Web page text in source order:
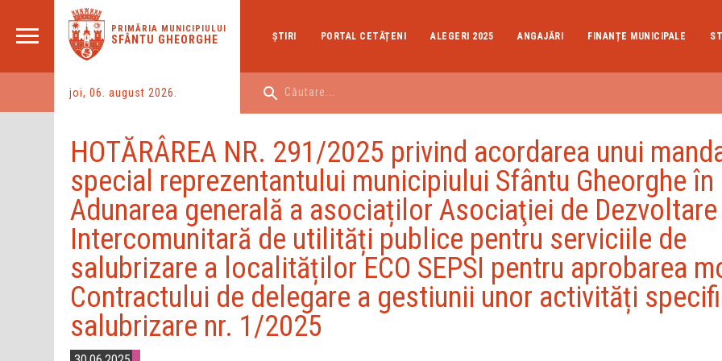
PRIMĂRIA MUNICIPIULUI
SFÂNTU GHEORGHE
joi, 06. august 2026.
ŞTIRI PORTAL CETĂȚENI ALEGERI 2025 ANGAJĂRI FINANȚE MUNICIPALE
HOTĂRÂREA NR. 291/2025 privind acordarea unui
special reprezentantului municipiului Sfântu Gheorghe în
Adunarea generală a asociaților Asociaţiei de Dezvoltare
Intercomunitară de utilități publice pentru serviciile de
salubrizare a localităților ECO SEPSI pentru aprobarea
Contractului de delegare a gestiunii unor activități
salubrizare nr. 1/2025